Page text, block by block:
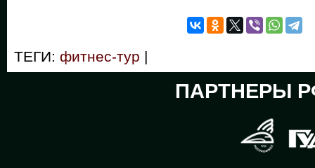
ТЕГИ: фитнес-тур |
ПАРТНЕРЫ